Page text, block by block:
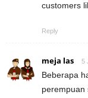
customers
Reply
meja las 5
Beberapa
perempuan